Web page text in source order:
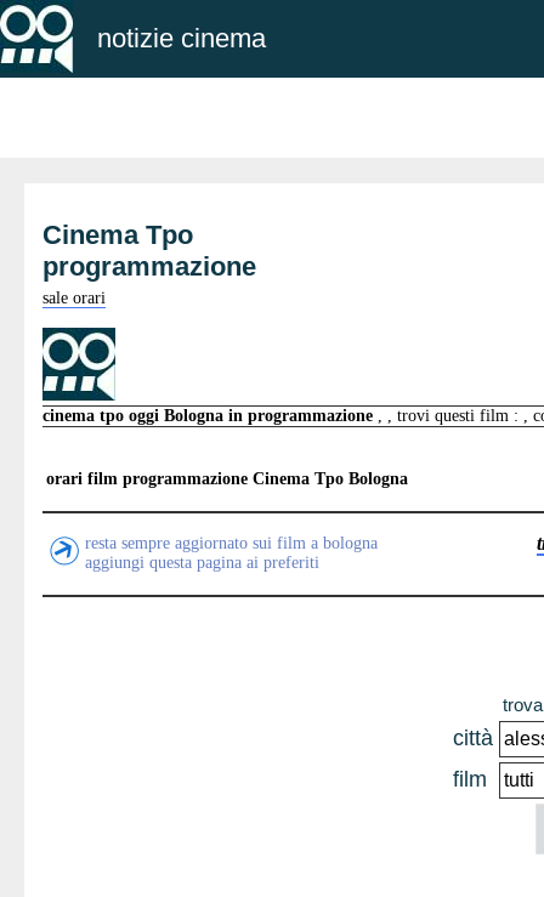
notizie cinema
Cinema Tpo
programmazione
sale orari
cinema tpo oggi Bologna in programmazione , , trovi questi film : ,
orari film programmazione Cinema Tpo Bologna
resta sempre aggiornato sui film a bologna
aggiungi questa pagina ai preferiti
città
film